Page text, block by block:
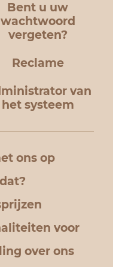
Bent u uw
wachtwoord
vergeten?
Reclame
van
het systeem
ons op
voor
over ons